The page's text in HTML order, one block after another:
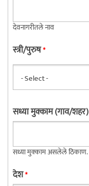
देवनागरीतले नाव
स्त्री/पुरुष*
सध्या मुक्काम (गाव/शहर)
सध्या मुक्काम असलेले ठिकाण.
देश*